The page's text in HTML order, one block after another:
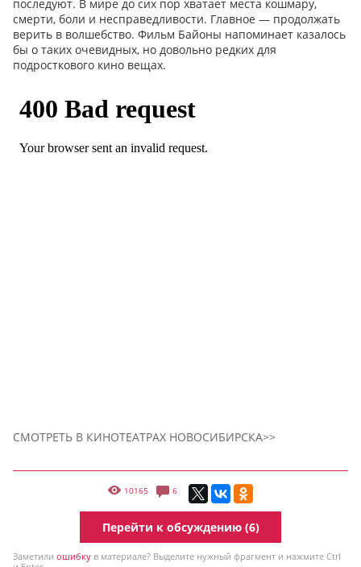
последуют. В мире до сих пор хватает места кошмару,
смерти, боли и несправедливости. Главное — продолжать
верить в волшебство. Фильм Байоны напоминает казалось
бы о таких очевидных, но довольно редких для
подросткового кино вещах.
СМОТРЕТЬ В КИНОТЕАТРАХ НОВОСИБИРСКА>>
10165 6
Перейти к обсуждению (6)
Заметили ошибку в материале? Выделите нужный фрагмент и нажмите Ctrl